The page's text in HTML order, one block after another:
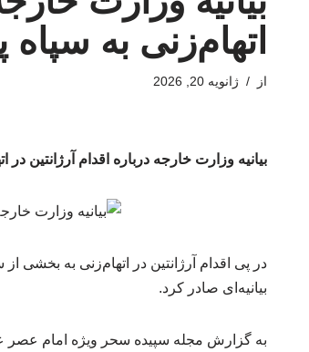
اتهام‌زنی به سپاه
از ژانویه 20, 2026
بیانیه وزارت خارجه درباره اقدام آرژانتین در
در پی اقدام آرژانتین در اتهام‌زنی به بخشی
بیانیه‌ای صادر کرد.
به گزارش مجله سپیده سحر ویژه امام عصر